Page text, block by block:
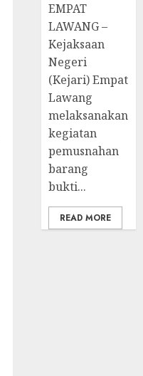
EMPAT
LAWANG –
Kejaksaan
Negeri
(Kejari) Empat
Lawang
melaksanakan
kegiatan
pemusnahan
barang
bukti...
READ MORE